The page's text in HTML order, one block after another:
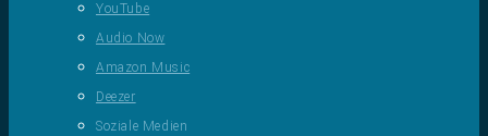
YouTube
Audio Now
Amazon Music
Deezer
Soziale Medien